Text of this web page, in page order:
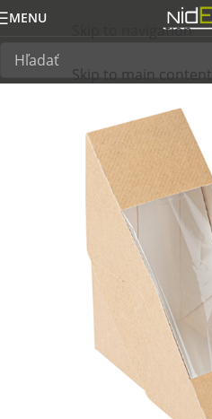
Skip to navigation
Skip to main content
MENU